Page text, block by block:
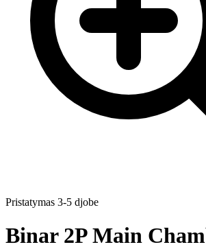
Pristatymas 3-5 djobe
Binar 2P Main